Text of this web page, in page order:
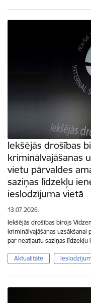
Iekšējās drošības
kriminālvajāšanas
vietu pārvaldes
saziņas līdzekļu
ieslodzījuma vietā
13.07.2026.
Iekšējās drošības birojs
kriminālvajāšanas
par neatļautu saziņas
Aktualitāte